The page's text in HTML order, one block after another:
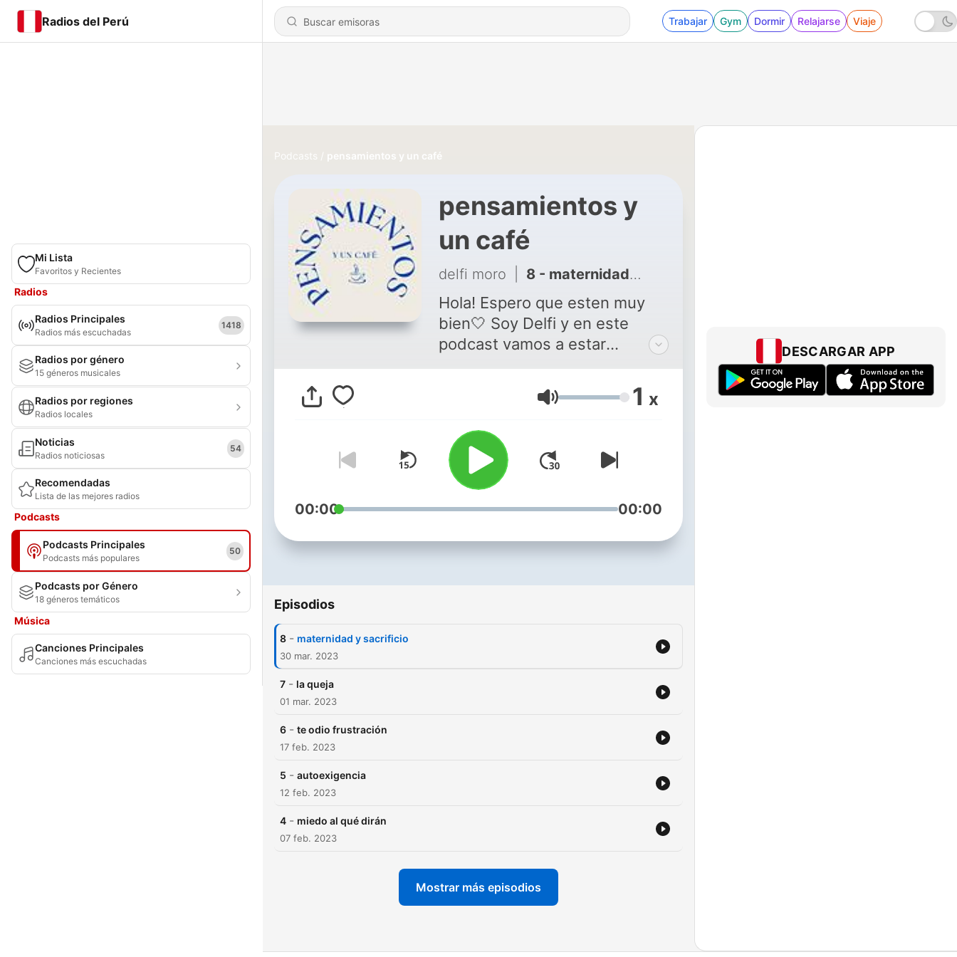
Radios del Perú Trabajar Gym Dormir Relajarse Viaje
Mi Lista
Favoritos y Recientes
Radios
Radios Principales
Radios más escuchadas
1418
Radios por género
15 géneros musicales
Radios por regiones
Radios locales
Noticias
Radios noticiosas
54
Recomendadas
Lista de las mejores radios
Podcasts
Podcasts Principales
Podcasts más populares
50
Podcasts por Género
18 géneros temáticos
Música
Canciones Principales
Canciones más escuchadas
Podcasts pensamientos y un café
pensamientos y
un café
delfi moro 8 - maternidad y sacrificio
Hola! Espero que esten muy
bien🤍 Soy Delfi y en este
podcast vamos a estar
experiencias, aprendizajes,
pensamientos, situaciones,
etcétera. Mi idea es que se
sientan como si estuvieran
charlando con una amiga
tomando un café. Espero que
lo disfruten
Volumen 1 x
00:00 00:00
Episodios
8 - maternidad y sacrificio
30 mar. 2023
7 - la queja
01 mar. 2023
6 - te odio frustración
17 feb. 2023
5 - autoexigencia
12 feb. 2023
4 - miedo al qué dirán
07 feb. 2023
Mostrar más episodios
DESCARGAR APP